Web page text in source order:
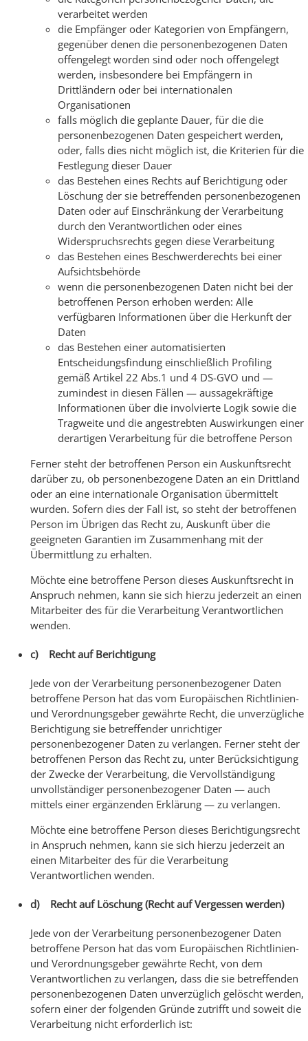
verarbeitet werden
die Empfänger oder Kategorien von Empfängern,
gegenüber denen die personenbezogenen Daten
offengelegt worden sind oder noch offengelegt
werden, insbesondere bei Empfängern in
Drittländern oder bei internationalen
Organisationen
falls möglich die geplante Dauer, für die die
personenbezogenen Daten gespeichert werden,
oder, falls dies nicht möglich ist, die Kriterien für die
Festlegung dieser Dauer
das Bestehen eines Rechts auf Berichtigung oder
Löschung der sie betreffenden personenbezogenen
Daten oder auf Einschränkung der Verarbeitung
durch den Verantwortlichen oder eines
Widerspruchsrechts gegen diese Verarbeitung
das Bestehen eines Beschwerderechts bei einer
Aufsichtsbehörde
wenn die personenbezogenen Daten nicht bei der
betroffenen Person erhoben werden: Alle
verfügbaren Informationen über die Herkunft der
Daten
das Bestehen einer automatisierten
Entscheidungsfindung einschließlich Profiling
gemäß Artikel 22 Abs.1 und 4 DS-GVO und —
zumindest in diesen Fällen — aussagekräftige
Informationen über die involvierte Logik sowie die
Tragweite und die angestrebten Auswirkungen einer
derartigen Verarbeitung für die betroffene Person
Ferner steht der betroffenen Person ein Auskunftsrecht
darüber zu, ob personenbezogene Daten an ein Drittland
oder an eine internationale Organisation übermittelt
wurden. Sofern dies der Fall ist, so steht der betroffenen
Person im Übrigen das Recht zu, Auskunft über die
geeigneten Garantien im Zusammenhang mit der
Übermittlung zu erhalten.
Möchte eine betroffene Person dieses Auskunftsrecht in
Anspruch nehmen, kann sie sich hierzu jederzeit an einen
Mitarbeiter des für die Verarbeitung Verantwortlichen
wenden.
c) Recht auf Berichtigung
Jede von der Verarbeitung personenbezogener Daten
betroffene Person hat das vom Europäischen Richtlinien-
und Verordnungsgeber gewährte Recht, die unverzügliche
Berichtigung sie betreffender unrichtiger
personenbezogener Daten zu verlangen. Ferner steht der
betroffenen Person das Recht zu, unter Berücksichtigung
der Zwecke der Verarbeitung, die Vervollständigung
unvollständiger personenbezogener Daten — auch
mittels einer ergänzenden Erklärung — zu verlangen.
Möchte eine betroffene Person dieses Berichtigungsrecht
in Anspruch nehmen, kann sie sich hierzu jederzeit an
einen Mitarbeiter des für die Verarbeitung
Verantwortlichen wenden.
d) Recht auf Löschung (Recht auf Vergessen werden)
Jede von der Verarbeitung personenbezogener Daten
betroffene Person hat das vom Europäischen Richtlinien-
und Verordnungsgeber gewährte Recht, von dem
Verantwortlichen zu verlangen, dass die sie betreffenden
personenbezogenen Daten unverzüglich gelöscht werden,
sofern einer der folgenden Gründe zutrifft und soweit die
Verarbeitung nicht erforderlich ist: